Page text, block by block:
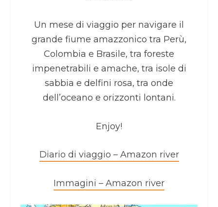
Un mese di viaggio per navigare il
grande fiume amazzonico tra Perù,
Colombia e Brasile, tra foreste
impenetrabili e amache, tra isole di
sabbia e delfini rosa, tra onde
dell’oceano e orizzonti lontani.
Enjoy!
Diario di viaggio – Amazon river
Immagini – Amazon river